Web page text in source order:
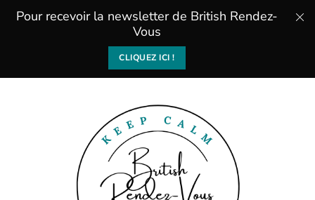
Pour recevoir la newsletter de British Rendez-
Vous
CLIQUEZ ICI !